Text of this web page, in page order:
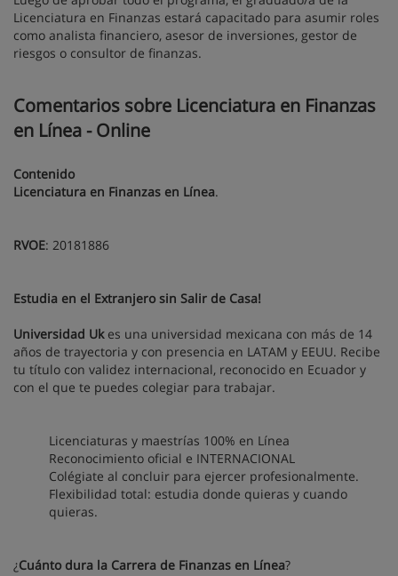
Licenciatura en Finanzas estará capacitado para asumir roles
como analista financiero, asesor de inversiones, gestor de
riesgos o consultor de finanzas.
Comentarios sobre Licenciatura en Finanzas
en Línea - Online
Contenido
Licenciatura en Finanzas en Línea.
RVOE: 20181886
Estudia en el Extranjero sin Salir de Casa!
Universidad Ukes una universidad mexicana con más de 14
años de trayectoria y con presencia en LATAM y EEUU. Recibe
tu título con validez internacional, reconocido en Ecuador y
con el que te puedes colegiar para trabajar.
Licenciaturas y maestrías 100% en Línea
Reconocimiento oficial e INTERNACIONAL
Colégiate al concluir para ejercer profesionalmente.
Flexibilidad total: estudia donde quieras y cuando
quieras.
¿Cuánto dura la Carrera de Finanzas en Línea?